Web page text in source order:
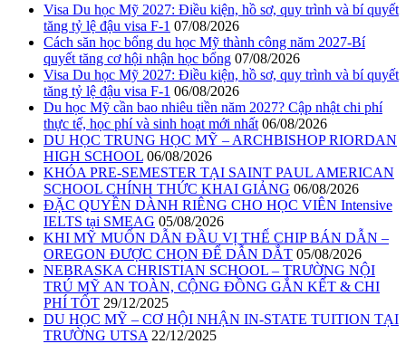
Visa Du học Mỹ 2027: Điều kiện, hồ sơ, quy trình và bí quyết
tăng tỷ lệ đậu visa F-1 07/08/2026
Cách săn học bổng du học Mỹ thành công năm 2027-Bí
quyết tăng cơ hội nhận học bổng 07/08/2026
Visa Du học Mỹ 2027: Điều kiện, hồ sơ, quy trình và bí quyết
tăng tỷ lệ đậu visa F-1 06/08/2026
Du học Mỹ cần bao nhiêu tiền năm 2027? Cập nhật chi phí
thực tế, học phí và sinh hoạt mới nhất 06/08/2026
DU HỌC TRUNG HỌC MỸ – ARCHBISHOP RIORDAN
HIGH SCHOOL 06/08/2026
KHÓA PRE-SEMESTER TẠI SAINT PAUL AMERICAN
SCHOOL CHÍNH THỨC KHAI GIẢNG 06/08/2026
ĐẶC QUYỀN DÀNH RIÊNG CHO HỌC VIÊN Intensive
IELTS tại SMEAG 05/08/2026
KHI MỸ MUỐN DẪN ĐẦU VỊ THẾ CHIP BÁN DẪN –
OREGON ĐƯỢC CHỌN ĐỂ DẪN DẮT 05/08/2026
NEBRASKA CHRISTIAN SCHOOL – TRƯỜNG NỘI
TRÚ MỸ AN TOÀN, CỘNG ĐỒNG GẮN KẾT & CHI
PHÍ TỐT 29/12/2025
DU HỌC MỸ – CƠ HỘI NHẬN IN-STATE TUITION TẠI
TRƯỜNG UTSA 22/12/2025